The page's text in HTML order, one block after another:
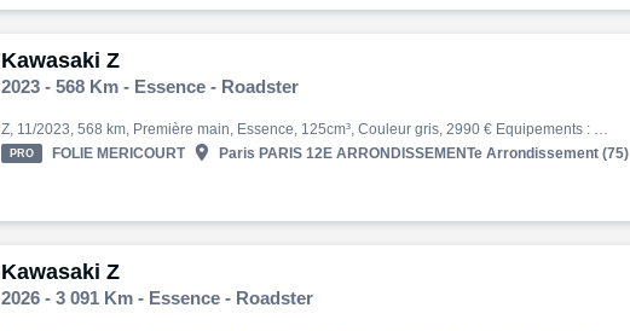
Kawasaki Z
2023 - 568 Km - Essence - Roadster
Z, 11/2023, 568 km, Première main, Essence, 125cm³, Couleur gris, 2990 € Equipements : Votre concession Kawasaki, Folie-Méricourt, vous propose cette magnifique Kawasaki ZE-1 à crédit ou au comptant : * Exemple de financement : Sur une durée de 37 mois avec 2500 apports , seulem…
PRO FOLIE MERICOURT  Paris PARIS 12E ARRONDISSEMENTe Arrondissement (75)
Kawasaki Z
2026 - 3 091 Km - Essence - Roadster